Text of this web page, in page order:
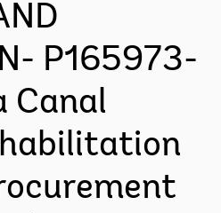
P165973-
Canal